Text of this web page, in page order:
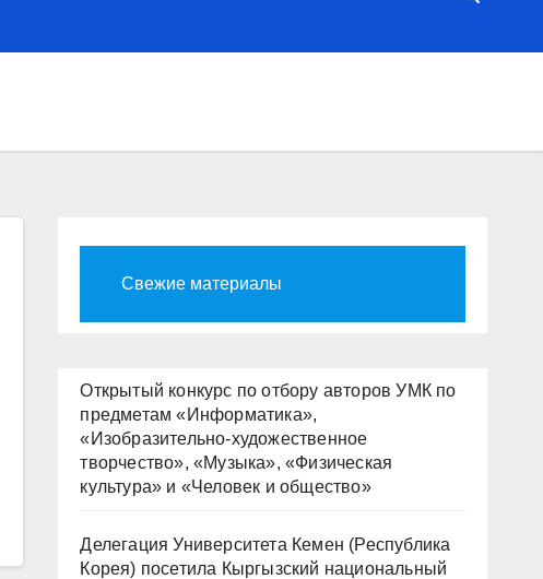
Свежие материалы
Открытый конкурс по отбору авторов УМК по
предметам «Информатика»,
«Изобразительно-художественное
творчество», «Музыка», «Физическая
культура» и «Человек и общество»
Делегация Университета Кемен (Республика
Корея) посетила Кыргызский национальный